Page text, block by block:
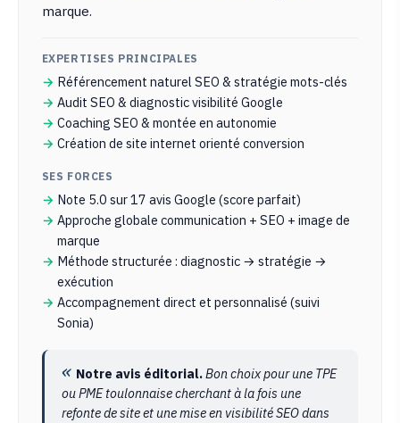
marque.
EXPERTISES PRINCIPALES
Référencement naturel SEO & stratégie mots-clés
Audit SEO & diagnostic visibilité Google
Coaching SEO & montée en autonomie
Création de site internet orienté conversion
SES FORCES
Note 5.0 sur 17 avis Google (score parfait)
Approche globale communication + SEO + image de
marque
Méthode structurée : diagnostic → stratégie →
exécution
Accompagnement direct et personnalisé (suivi
Sonia)
Notre avis éditorial.Bon choix pour une TPE
ou PME toulonnaise cherchant à la fois une
refonte de site et une mise en visibilité SEO dans